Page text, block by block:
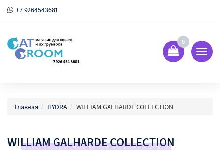
+7 9264543681
0
Главная HYDRA WILLIAM GALHARDE COLLECTION
WILLIAM GALHARDE COLLECTION